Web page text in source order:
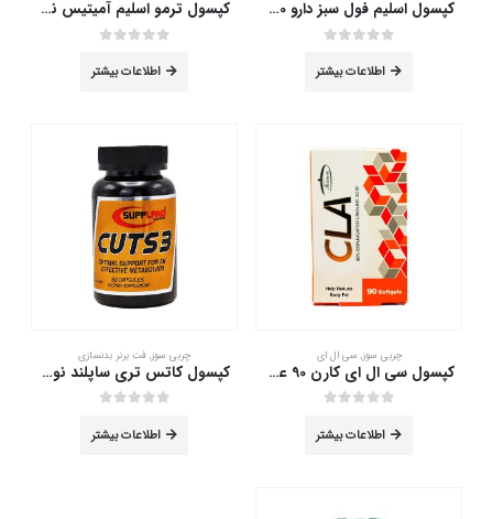
کپسول اسلیم فول سبز دارو 60 عددی
اطلاعات بیشتر
کپسول ترمو اسلیم آمیتیس نیک دارو 60 عدد
اطلاعات بیشتر
چربی سوز, سی ال ای
کپسول سی ال ای کارن 90 عدد
اطلاعات بیشتر
چربی سوز, فت برنر بدنسازی
کپسول کاتس تری ساپلند نوتریشن 60 عددی
اطلاعات بیشتر